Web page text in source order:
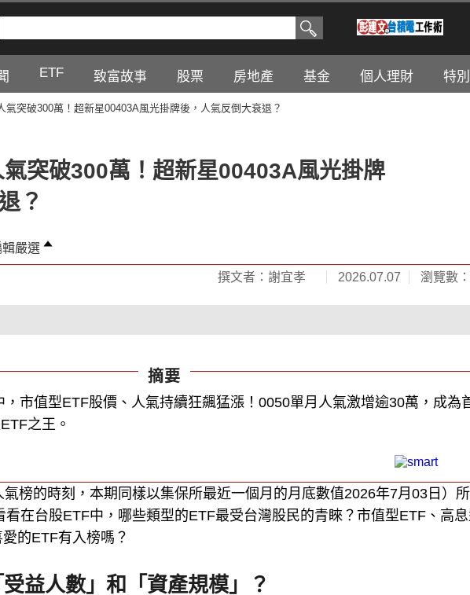
ETF 致富故事 股票 房地產 基金 個人理財 特
氣突破300萬！超新星00403A風光掛牌後，人氣反倒大衰退？
突破300萬！超新星00403A風光掛牌
？
嚴選
撰文者：謝宜孝 2026.07.07 瀏覽數
摘要
，市值型ETF股價、人氣持續狂飆猛漲！0050單月人氣激增逾30萬，成為
之王。
榜的時刻，本期同樣以集保所最近一個月的月底數值2026年7月03日）
看在台股ETF中，哪些類型的ETF最受台灣股民的青睞？市值型ETF、高
的ETF有入榜嗎？
益人數」和「資產規模」？